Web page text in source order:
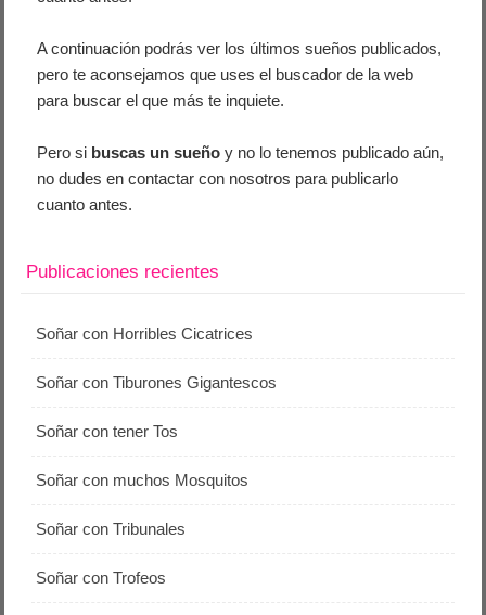
A continuación podrás ver los últimos sueños publicados,
pero te aconsejamos que uses el buscador de la web
para buscar el que más te inquiete.
Pero si buscas un sueño y no lo tenemos publicado aún,
no dudes en contactar con nosotros para publicarlo
cuanto antes.
Publicaciones recientes
Soñar con Horribles Cicatrices
Soñar con Tiburones Gigantescos
Soñar con tener Tos
Soñar con muchos Mosquitos
Soñar con Tribunales
Soñar con Trofeos